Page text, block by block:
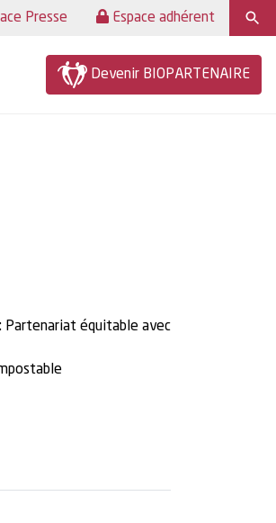
Presse Espace adhérent
Devenir BIOPARTENAIRE
Partenariat équitable avec